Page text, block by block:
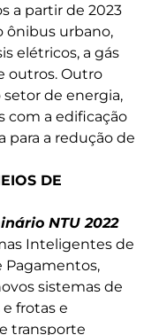
a partir de 2023
ônibus urbano,
elétricos, a gás
outros. Outro
de energia,
com a edificação
para a redução de
DE
NTU 2022
Inteligentes de
Pagamentos,
sistemas de
frotas e
transporte